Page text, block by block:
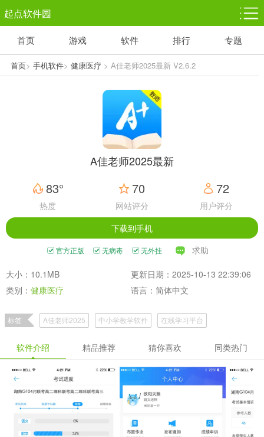
起点软件园
塔防游戏
1千+款游戏
休闲益智
1万+款游戏
体育竞技
5百+款游戏
赛车竞速
3百+款游戏
首页 游戏 软件 排行 专题
首页> 手机软件> 健康医疗 > A佳老师2025最新 V2.6.2
A佳老师2025最新
83°
热度
70
网站评分
72
用户评分
下载到手机
官方正版 无病毒 无外挂 求助
大小：10.1MB
更新日期：2025-10-13 22:39:06
类别： 健康医疗 语言：简体中文
标签 A佳老师2025 中小学教学软件 在线学习平台
软件介绍 精品推荐 猜你喜欢 同类热门